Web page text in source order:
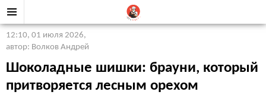
12:10, 01 июля 2026,
автор: Волков Андрей
Шоколадные шишки: брауни, который
притворяется лесным орехом